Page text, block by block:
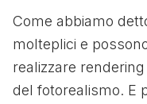
Come abbiamo
molteplici e
realizzare
del fotorealismo. E